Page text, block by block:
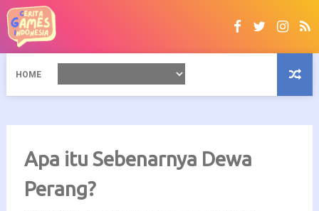
HOME
Apa itu Sebenarnya Dewa
Perang?